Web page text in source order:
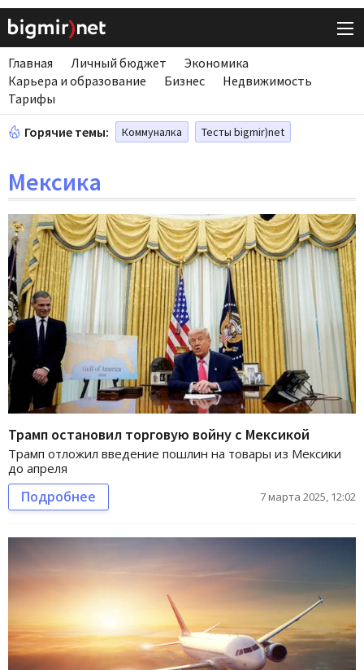
Главная Личный бюджет
Экономика
Карьера и образование
Бизнес
Недвижимость
Тарифы
Горячие темы: Коммуналка Тесты bigmir)net
Мексика
Трамп остановил торговую войну с Мексикой
Трамп отложил введение пошлин на товары из Мексики
до апреля
Подробнее 7 марта 2025, 12:02